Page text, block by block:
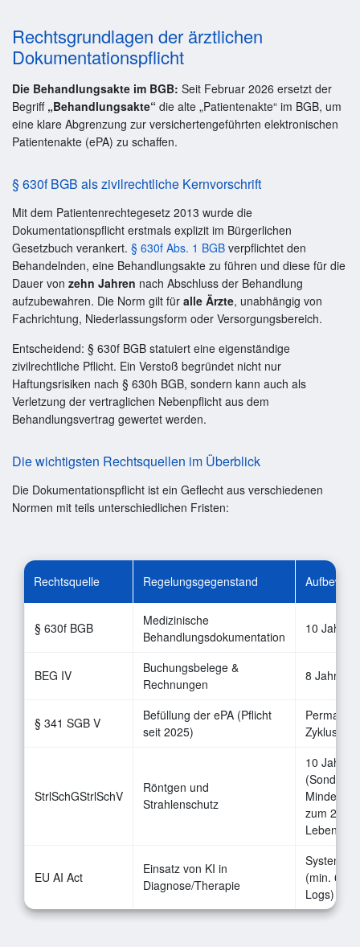
Rechtsgrundlagen der ärztlichen
Dokumentationspflicht
Die Behandlungsakte im BGB: Seit Februar 2026 ersetzt der
Begriff „Behandlungsakte“ die alte „Patientenakte“ im BGB, um
eine klare Abgrenzung zur versichertengeführten elektronischen
Patientenakte (ePA) zu schaffen.
§ 630f BGB als zivilrechtliche Kernvorschrift
Mit dem Patientenrechtegesetz 2013 wurde die
Dokumentationspflicht erstmals explizit im Bürgerlichen
Gesetzbuch verankert. § 630f Abs. 1 BGB verpflichtet den
Behandelnden, eine Behandlungsakte zu führen und diese für die
Dauer von zehn Jahren nach Abschluss der Behandlung
aufzubewahren. Die Norm gilt für alle Ärzte, unabhängig von
Fachrichtung, Niederlassungsform oder Versorgungsbereich.
Entscheidend: § 630f BGB statuiert eine eigenständige
zivilrechtliche Pflicht. Ein Verstoß begründet nicht nur
Haftungsrisiken nach § 630h BGB, sondern kann auch als
Verletzung der vertraglichen Nebenpflicht aus dem
Behandlungsvertrag gewertet werden.
Die wichtigsten Rechtsquellen im Überblick
Die Dokumentationspflicht ist ein Geflecht aus verschiedenen
Normen mit teils unterschiedlichen Fristen:
Rechtsquelle Regelungsgegenstand
§ 630f BGB
Medizinische
Behandlungsdokumentation
10 Jahre
BEG IV
Buchungsbelege &
Rechnungen
8 Jahre
§ 341 SGB V
Befüllung der ePA (Pflicht
seit 2025)
Zyklus)
StrlSchGStrlSchV
Röntgen und
Strahlenschutz
10 Jahre
zum 28.
EU AI Act
Einsatz von KI in
Diagnose/Therapie
(min. 6
Logs)